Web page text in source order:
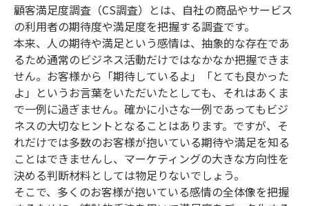
顧客満足度調査（CS調査）とは、自社の商品やサービス
の利用者の期待度や満足度を把握する調査です。
本来、人の期待や満足という感情は、抽象的な存在であ
るため通常のビジネス活動だけではなかなか把握できま
せん。お客様から「期待しているよ」「とても良かった
よ」というお言葉をいただいたとしても、それはあくま
で一例に過ぎません。確かに小さな一例であってもビジ
ネスの大切なヒントとなることはあります。ですが、そ
れだけでは多数のお客様が抱いている期待や満足を知る
ことはできませんし、マーケティングの大きな方向性を
決める判断材料としては物足りないでしょう。
そこで、多くのお客様が抱いている感情の全体像を把握